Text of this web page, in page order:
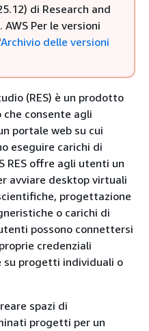
di Research and
Per le versioni
Archivio delle versioni
(RES) è un prodotto
che consente agli
portale web su cui
eseguire carichi di
RES offre agli utenti un
avviare desktop virtuali
progettazione
o carichi di
possono connettersi
credenziali
su progetti individuali o
spazi di
progetti per un